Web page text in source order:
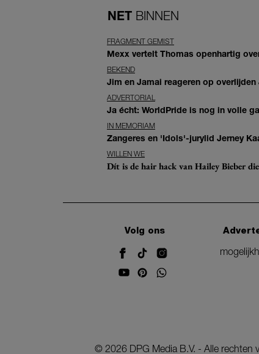
NET BINNEN
FRAGMENT GEMIST
Mexx vertelt Thomas openhartig
BEKEND
Jim en Jamai reageren op
ADVERTORIAL
Ja écht: WorldPride is nog in volle
IN MEMORIAM
Zangeres en 'Idols'-jurylid Jerney
WILLEN WE
Dít is de hair hack van Hailey Bieber
Volg ons
© 2026 DPG Media B.V. - Alle rechten